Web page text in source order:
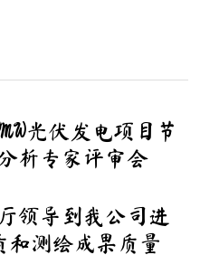
光伏发电项目节
析专家评审会
领导到我公司进
和测绘成果质量